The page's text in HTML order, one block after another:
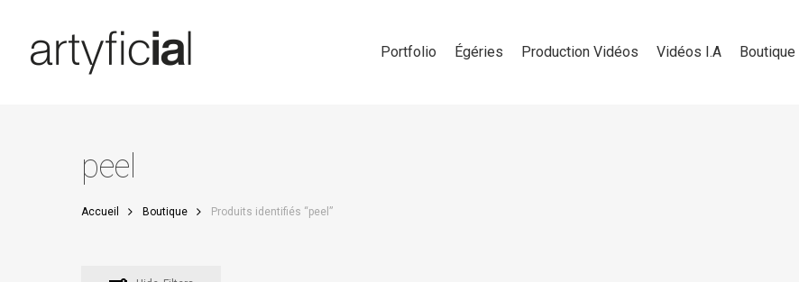
content
Portfolio Égéries Production Vidéos Vidéos I.A Boutique
peel
Accueil Boutique Produits identifiés “peel”